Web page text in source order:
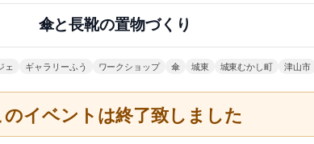
傘と長靴の置物づくり
ェ ギャラリーふう ワークショップ 傘 城東 城東むかし町 津山市
のイベントは終了致しました